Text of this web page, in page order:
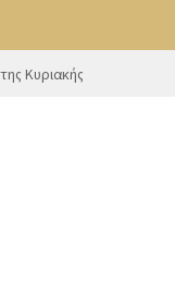
Κυριακής